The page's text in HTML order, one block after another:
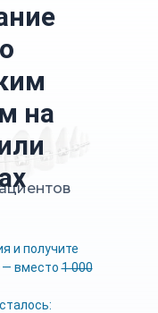
и получите
— вместо1 000
на